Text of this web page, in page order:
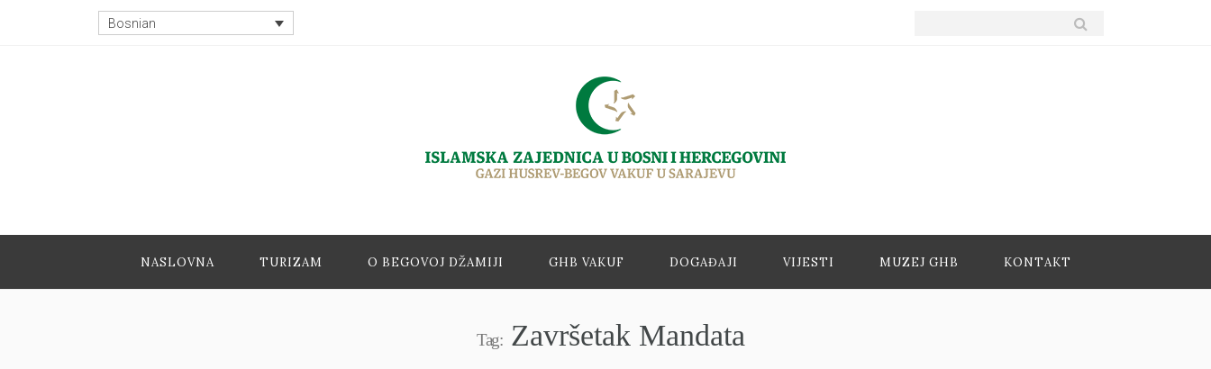
Bosnian
NASLOVNA TURIZAM O BEGOVOJ DŽAMIJI GHB VAKUF DOGAĐAJI VIJESTI MUZEJ GHB KONTAKT
Tag:Završetak Mandata